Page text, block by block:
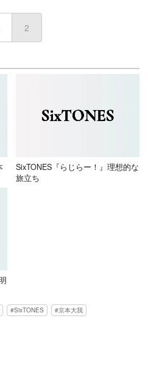
2
SixTONES『らじらー！』理想的な
旅立ち
SixTONES 京本大我